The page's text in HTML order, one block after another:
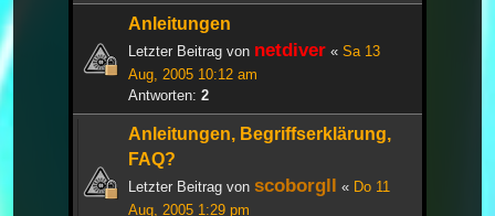
Anleitungen
Letzter Beitrag von netdiver « Sa 13
Aug, 2005 10:12 am
Antworten: 2
Anleitungen, Begriffserklärung,
FAQ?
Letzter Beitrag von scoborgll « Do 11
Aug, 2005 1:29 pm